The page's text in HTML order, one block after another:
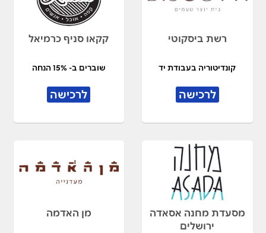
רשת ביסקוטי
קונדיטוריה בעבודת יד
לרכישה
קקאו סניף כרמיאל
שוברים ב- 15% הנחה
לרכישה
מסעדת מחנה אסאדה
ירושלים
מן האדמה